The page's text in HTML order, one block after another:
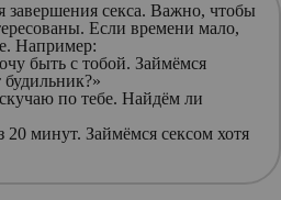
завершения секса. Важно, чтобы
Если времени мало,
Например:
быть с тобой. Займёмся
будильник?»
по тебе. Найдём ли
20 минут. Займёмся сексом хотя